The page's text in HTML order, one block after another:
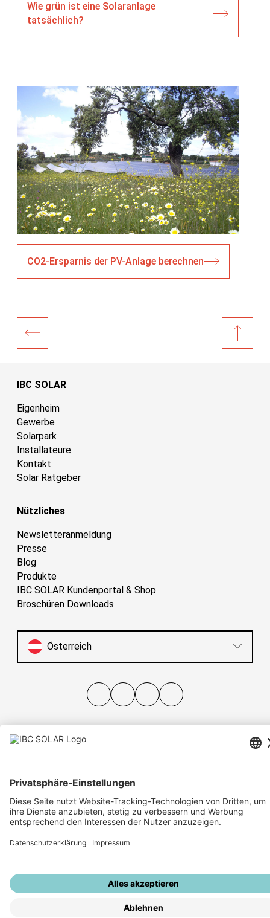
Wie grün ist eine Solaranlage
tatsächlich?
CO2-Ersparnis der PV-Anlage berechnen
IBC SOLAR
Eigenheim
Gewerbe
Solarpark
Installateure
Kontakt
Solar Ratgeber
Nützliches
Newsletteranmeldung
Presse
Blog
Produkte
IBC SOLAR Kundenportal & Shop
Broschüren Downloads
Österreich
Have sun!
SitemapImpressumDatenschutz Hinweisgebersystem
Datenschutzeinstellungen